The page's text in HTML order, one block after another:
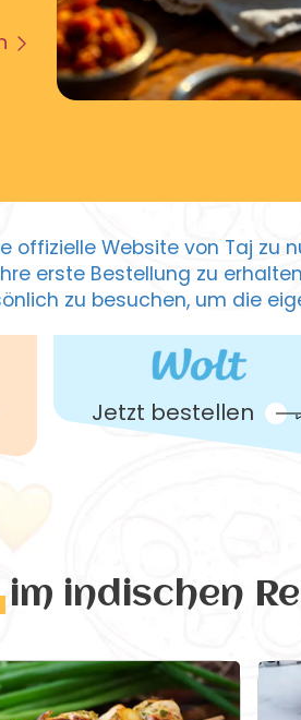
offizielle Website von Taj zu
erste Bestellung zu
zu besuchen, um die
Jetzt bestellen
im indischen